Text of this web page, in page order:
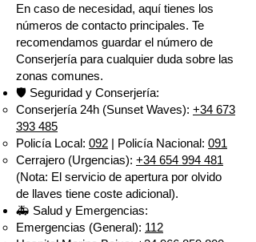
En caso de necesidad, aquí tienes los
números de contacto principales. Te
recomendamos guardar el número de
Conserjería para cualquier duda sobre las
zonas comunes.
🛡️ Seguridad y Conserjería:
Conserjería 24h (Sunset Waves): +34 673
393 485
Policía Local: 092 | Policía Nacional: 091
Cerrajero (Urgencias): +34 654 994 481
(Nota: El servicio de apertura por olvido
de llaves tiene coste adicional).
🚑 Salud y Emergencias:
Emergencias (General): 112